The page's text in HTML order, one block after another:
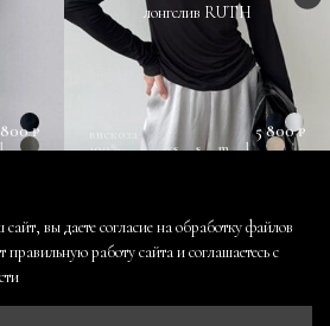
l
₽
100% xs s m l
лонгслив RUTH
5 800 ₽
и политика конфиденциальности
вы даете согласие на обработку файлов
работу сайта и соглашаетесь с